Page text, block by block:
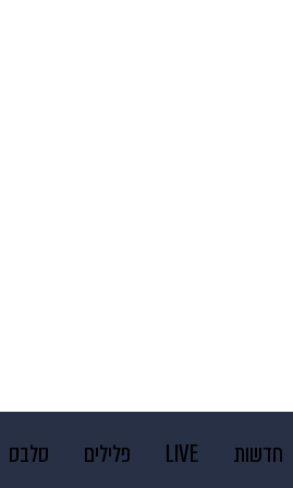
חדשות LIVE פלילים סלבס